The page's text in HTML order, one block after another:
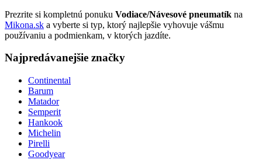
Prezrite si kompletnú ponuku Vodiace/Návesové pneumatík na
Mikona.sk a vyberte si typ, ktorý najlepšie vyhovuje vášmu
používaniu a podmienkam, v ktorých jazdíte.
Najpredávanejšie značky
Continental
Barum
Matador
Semperit
Hankook
Michelin
Pirelli
Goodyear